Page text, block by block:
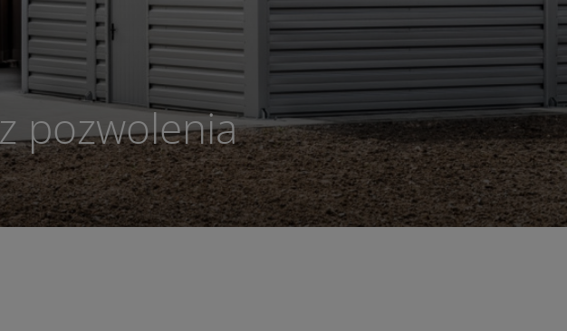
pozwolenia